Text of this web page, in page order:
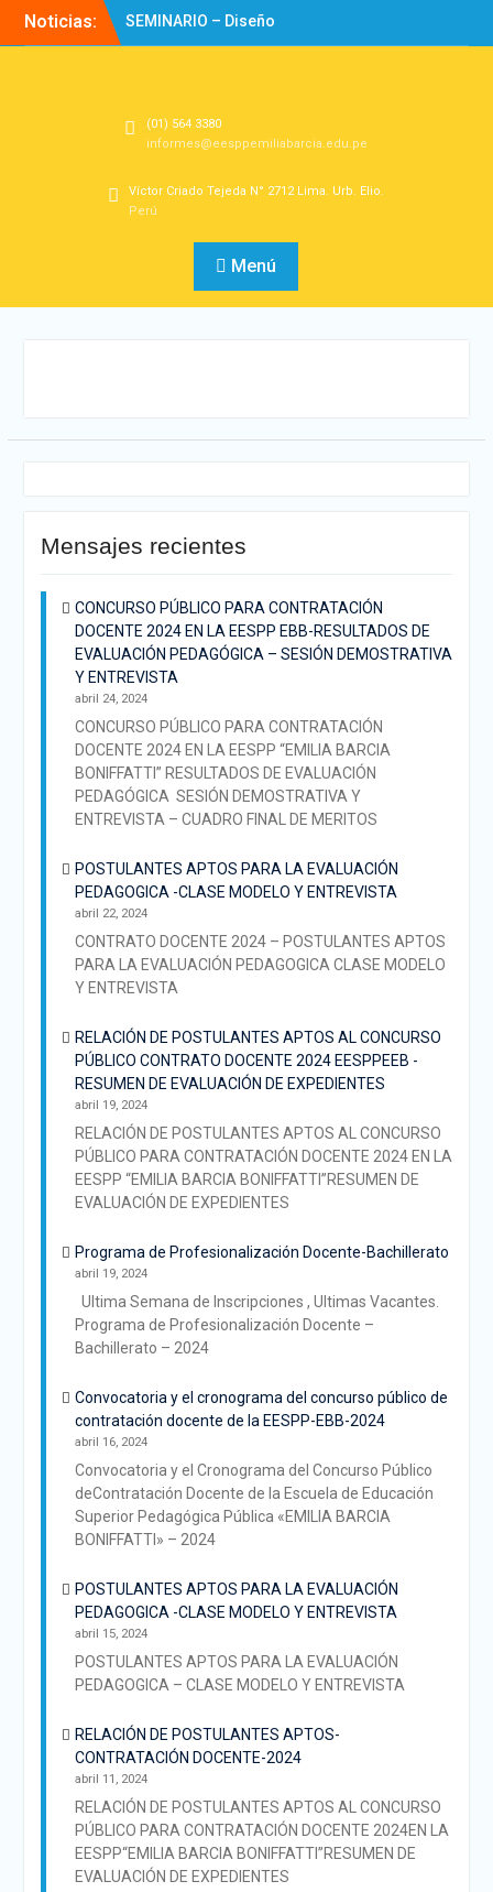
Noticias:
SEMINARIO – Diseño
Experiencias de
(01) 564 3380
informes@eesppemiliabarcia.edu.pe
Víctor Criado Tejeda N° 2712 Lima. Urb. Elio.
Perú
Menú
Mensajes recientes
CONCURSO PÚBLICO PARA CONTRATACIÓN
DOCENTE 2024 EN LA EESPP EBB-RESULTADOS DE
EVALUACIÓN PEDAGÓGICA – SESIÓN DEMOSTRATIVA
Y ENTREVISTA
abril 24, 2024
CONCURSO PÚBLICO PARA CONTRATACIÓN
DOCENTE 2024 EN LA EESPP “EMILIA BARCIA
BONIFFATTI” RESULTADOS DE EVALUACIÓN
PEDAGÓGICA SESIÓN DEMOSTRATIVA Y
ENTREVISTA – CUADRO FINAL DE MERITOS
POSTULANTES APTOS PARA LA EVALUACIÓN
PEDAGOGICA -CLASE MODELO Y ENTREVISTA
abril 22, 2024
CONTRATO DOCENTE 2024 – POSTULANTES APTOS
PARA LA EVALUACIÓN PEDAGOGICA CLASE MODELO
Y ENTREVISTA
RELACIÓN DE POSTULANTES APTOS AL CONCURSO
PÚBLICO CONTRATO DOCENTE 2024 EESPPEEB -
RESUMEN DE EVALUACIÓN DE EXPEDIENTES
abril 19, 2024
RELACIÓN DE POSTULANTES APTOS AL CONCURSO
PÚBLICO PARA CONTRATACIÓN DOCENTE 2024 EN LA
EESPP “EMILIA BARCIA BONIFFATTI”RESUMEN DE
EVALUACIÓN DE EXPEDIENTES
Programa de Profesionalización Docente-Bachillerato
abril 19, 2024
Ultima Semana de Inscripciones , Ultimas Vacantes.
Programa de Profesionalización Docente –
Bachillerato – 2024
Convocatoria y el cronograma del concurso público de
contratación docente de la EESPP-EBB-2024
abril 16, 2024
Convocatoria y el Cronograma del Concurso Público
deContratación Docente de la Escuela de Educación
Superior Pedagógica Pública «EMILIA BARCIA
BONIFFATTI» – 2024
POSTULANTES APTOS PARA LA EVALUACIÓN
PEDAGOGICA -CLASE MODELO Y ENTREVISTA
abril 15, 2024
POSTULANTES APTOS PARA LA EVALUACIÓN
PEDAGOGICA – CLASE MODELO Y ENTREVISTA
RELACIÓN DE POSTULANTES APTOS-
CONTRATACIÓN DOCENTE-2024
abril 11, 2024
RELACIÓN DE POSTULANTES APTOS AL CONCURSO
PÚBLICO PARA CONTRATACIÓN DOCENTE 2024EN LA
EESPP“EMILIA BARCIA BONIFFATTI”RESUMEN DE
EVALUACIÓN DE EXPEDIENTES